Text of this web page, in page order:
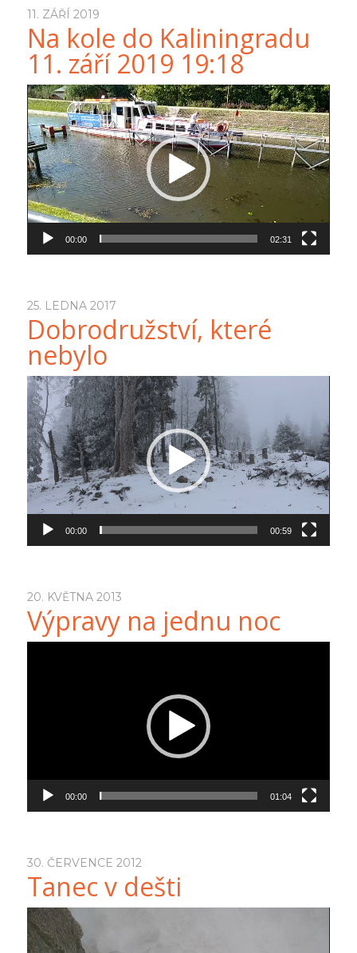
11. ZÁŘÍ 2019
Na kole do Kaliningradu
11. září 2019 19:18
Video
přehrávač
00:00 02:31
25. LEDNA 2017
Dobrodružství, které
nebylo
Video
přehrávač
00:00 00:59
20. KVĚTNA 2013
Výpravy na jednu noc
00:00 01:04
30. ČERVENCE 2012
Tanec v dešti
Video
přehrávač